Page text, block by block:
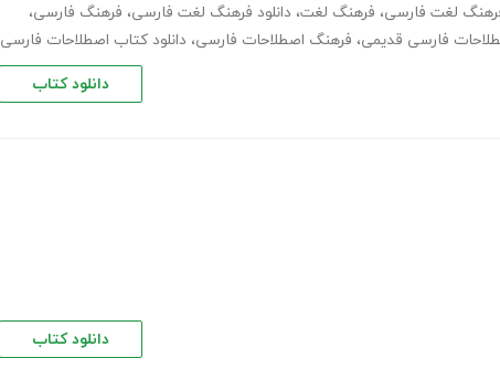
لغت فارسی، فرهنگ لغت، دانلود فرهنگ لغت فارسی، فرهنگ فارسی،
فارسی قدیمی، فرهنگ اصطلاحات فارسی، دانلود کتاب اصطلاحات فارسی
دانلود کتاب
دانلود کتاب